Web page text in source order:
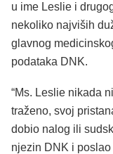
u ime Leslie i
nekoliko najviših
glavnog
podataka DNK.
“Ms. Leslie nikada
traženo, svoj
dobio nalog ili
njezin DNK i